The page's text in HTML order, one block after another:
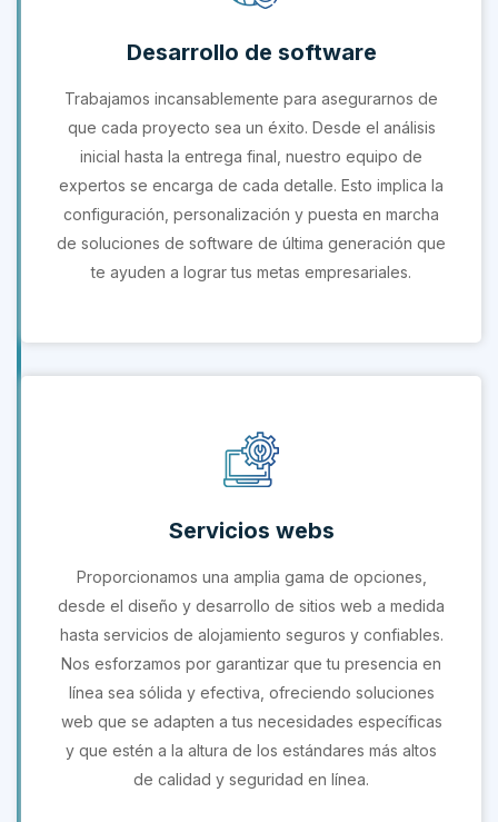
Desarrollo de software
Trabajamos incansablemente para asegurarnos de
que cada proyecto sea un éxito. Desde el análisis
inicial hasta la entrega final, nuestro equipo de
expertos se encarga de cada detalle. Esto implica la
configuración, personalización y puesta en marcha
de soluciones de software de última generación que
te ayuden a lograr tus metas empresariales.
Servicios webs
Proporcionamos una amplia gama de opciones,
desde el diseño y desarrollo de sitios web a medida
hasta servicios de alojamiento seguros y confiables.
Nos esforzamos por garantizar que tu presencia en
línea sea sólida y efectiva, ofreciendo soluciones
web que se adapten a tus necesidades específicas
y que estén a la altura de los estándares más altos
de calidad y seguridad en línea.